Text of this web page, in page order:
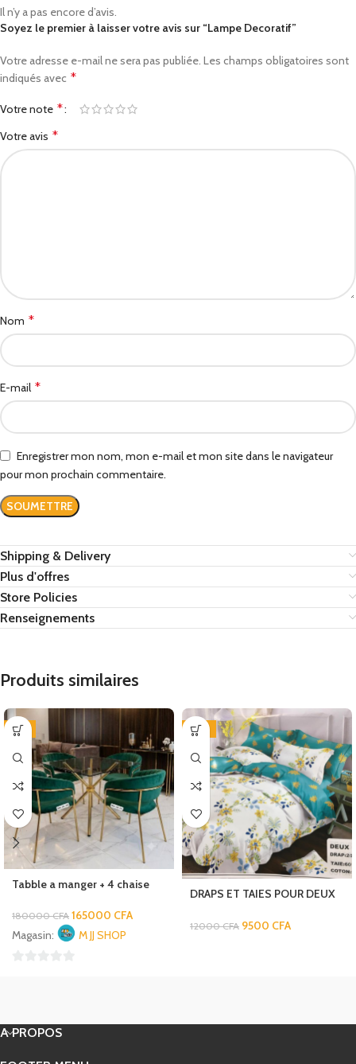
Il n’y a pas encore d’avis.
Soyez le premier à laisser votre avis sur “Lampe Decoratif”
Votre adresse e-mail ne sera pas publiée. Les champs obligatoires sont
indiqués avec *
Votre note *
Votre avis *
Nom *
E-mail *
Enregistrer mon nom, mon e-mail et mon site dans le navigateur
pour mon prochain commentaire.
Shipping & Delivery
Plus d'offres
Store Policies
Renseignements
Produits similaires
-8%
Tabble a manger + 4 chaise
180000CFA 165000 CFA
Magasin:
M JJ SHOP
-21%
DRAPS ET TAIES POUR DEUX
12000CFA 9500 CFA
A PROPOS